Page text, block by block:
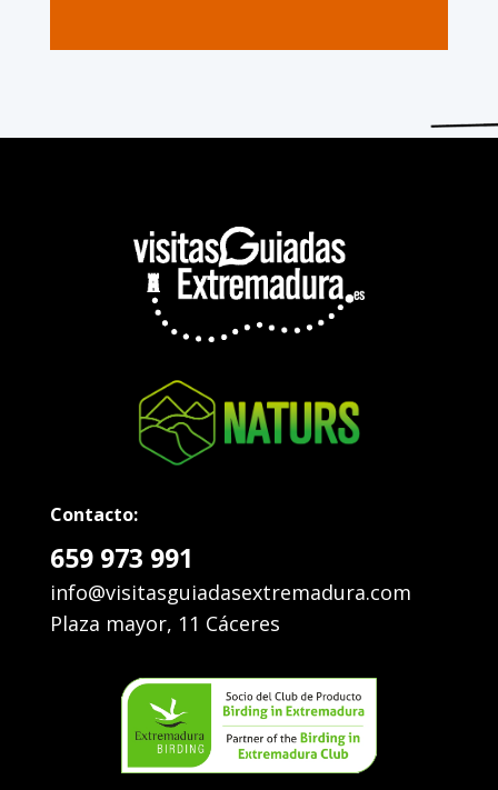
Contacto:
659 973 991
info@visitasguiadasextremadura.com
Plaza mayor, 11 Cáceres